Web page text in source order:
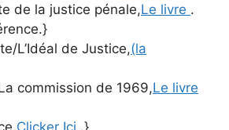
de la justice pénale,Le livre .
L’Idéal de Justice,(la
commission de 1969,Le livre
Clicker Ici .}